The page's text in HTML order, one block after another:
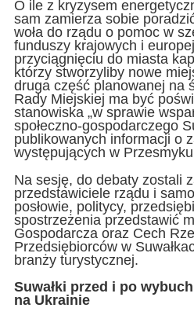
O ile z kryzysem
sam zamierza sobie
woła do rządu o pomoc w
funduszy krajowych i
przyciągnięciu do miasta
którzy stworzyliby nowe
druga część planowanej na
Rady Miejskiej ma być
stanowiska „w sprawie
społeczno-gospodarczego
publikowanych informacji o
występujących w
Na sesję, do debaty zostali
przedstawiciele rządu i
posłowie, politycy,
spostrzeżenia przedstawić
Gospodarcza oraz Cech
Przedsiębiorców w
branży turystycznej.
Suwałki przed i po
na Ukrainie